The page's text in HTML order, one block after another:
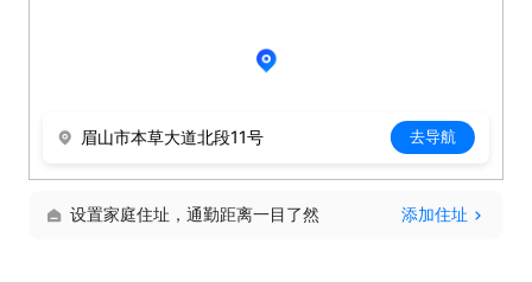
眉山市本草大道北段11号 去导航
设置家庭住址，通勤距离一目了然 添加住址